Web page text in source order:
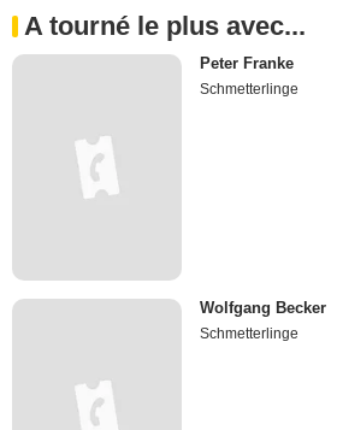
A tourné le plus avec...
Peter Franke
Schmetterlinge
Wolfgang Becker
Schmetterlinge